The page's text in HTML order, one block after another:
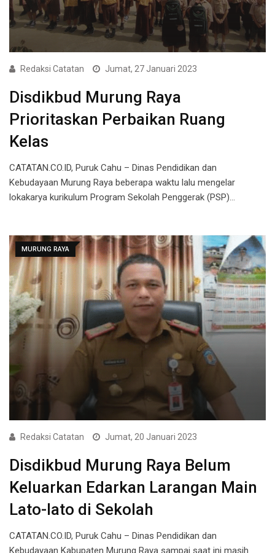
Redaksi Catatan Jumat, 27 Januari 2023
Disdikbud Murung Raya
Prioritaskan Perbaikan Ruang
Kelas
CATATAN.CO.ID, Puruk Cahu – Dinas Pendidikan dan
Kebudayaan Murung Raya beberapa waktu lalu mengelar
lokakarya kurikulum Program Sekolah Penggerak (PSP)…
MURUNG RAYA
Redaksi Catatan Jumat, 20 Januari 2023
Disdikbud Murung Raya Belum
Keluarkan Edarkan Larangan Main
Lato-lato di Sekolah
CATATAN.CO.ID, Puruk Cahu – Dinas Pendidikan dan
Kebudayaan Kabupaten Murung Raya sampai saat ini masih